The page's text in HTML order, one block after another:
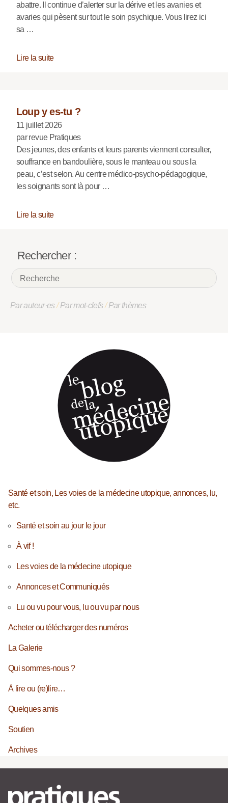
abattre. Il continue d’alerter sur la dérive et les avanies et
avaries qui pèsent sur tout le soin psychique. Vous lirez ici
sa …
Lire la suite
Loup y es-tu ?
11 juillet 2026
par revue Pratiques
Des jeunes, des enfants et leurs parents viennent consulter,
souffrance en bandoulière, sous le manteau ou sous la
peau, c’est selon. Au centre médico-psycho-pédagogique,
les soignants sont là pour …
Lire la suite
Rechercher :
Par auteur·es/Par mot-clefs/Par thèmes
Santé et soin, Les voies de la médecine utopique, annonces, lu,
etc.
Santé et soin au jour le jour
À vif !
Les voies de la médecine utopique
Annonces et Communiqués
Lu ou vu pour vous, lu ou vu par nous
Acheter ou télécharger des numéros
La Galerie
Qui sommes-nous ?
À lire ou (re)lire…
Quelques amis
Soutien
Archives